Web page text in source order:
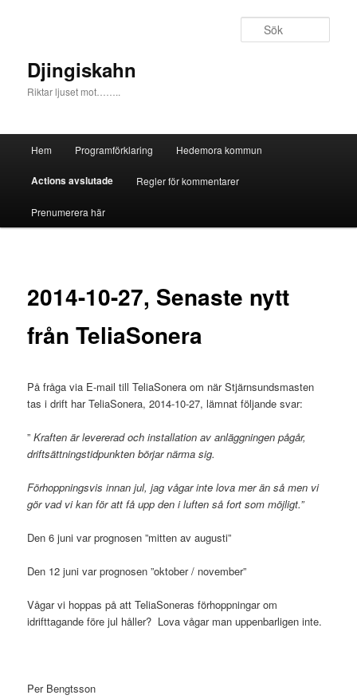
Djingiskahn
Riktar ljuset mot……..
Hoppa till huvudinnehåll
Hoppa till sekundärt innehåll
Hem Programförklaring Hedemora kommun
Actions avslutade Regler för kommentarer
Prenumerera här
2014-10-27, Senaste nytt
från TeliaSonera
På fråga via E-mail till TeliaSonera om när Stjärnsundsmasten
tas i drift har TeliaSonera, 2014-10-27, lämnat följande svar:
”Kraften är levererad och installation av anläggningen pågår,
driftsättningstidpunkten börjar närma sig.
Förhoppningsvis innan jul, jag vågar inte lova mer än så men vi
gör vad vi kan för att få upp den i luften så fort som möjligt.”
Den 6 juni var prognosen ”mitten av augusti”
Den 12 juni var prognosen ”oktober / november”
Vågar vi hoppas på att TeliaSoneras förhoppningar om
idrifttagande före jul håller? Lova vågar man uppenbarligen inte.
Per Bengtsson